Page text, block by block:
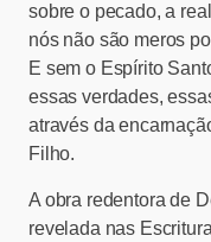
sobre o pecado, a
nós não são meros
E sem o Espírito
essas verdades,
através da
Filho.
A obra redentora de
revelada nas